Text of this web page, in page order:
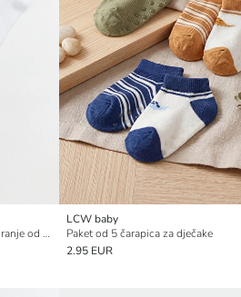
Vezeni dječji tenisice čarape, pakiranje od 5 komada
LCW baby
Paket od 5 čarapica za dječake
2.95 EUR